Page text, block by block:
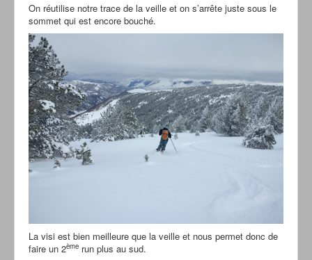
On réutilise notre trace de la veille et on s’arrête juste sous le
sommet qui est encore bouché.
La visi est bien meilleure que la veille et nous permet donc de
faire un 2ème run plus au sud.